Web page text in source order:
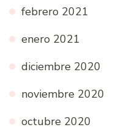
febrero 2021
enero 2021
diciembre 2020
noviembre 2020
octubre 2020